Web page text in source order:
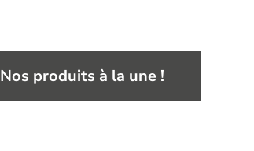
Nos produits à la une !